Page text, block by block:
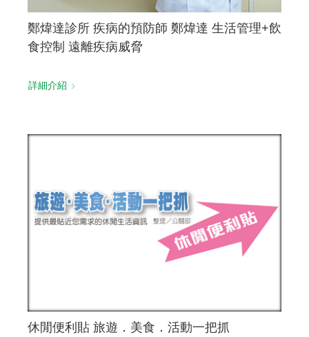
鄭煒達診所 疾病的預防師 鄭煒達 生活管理+飲
食控制 遠離疾病威脅
詳細介紹
休閒便利貼 旅遊．美食．活動一把抓